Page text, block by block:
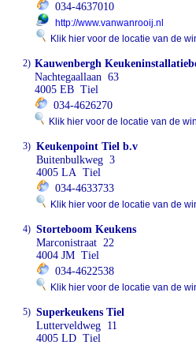
034-4637010
http://www.vanwanrooij.nl
Klik hier voor de locatie van de
2) Kauwenbergh
Nachtegaallaan 63
4005 EB Tiel
034-4626270
Klik hier voor de locatie van de
3) Keukenpoint Tiel b.v
Buitenbulkweg 3
4005 LA Tiel
034-4633733
Klik hier voor de locatie van de
4) Storteboom Keukens
Marconistraat 22
4004 JM Tiel
034-4622538
Klik hier voor de locatie van de
5) Superkeukens Tiel
Lutterveldweg 11
4005 LD Tiel